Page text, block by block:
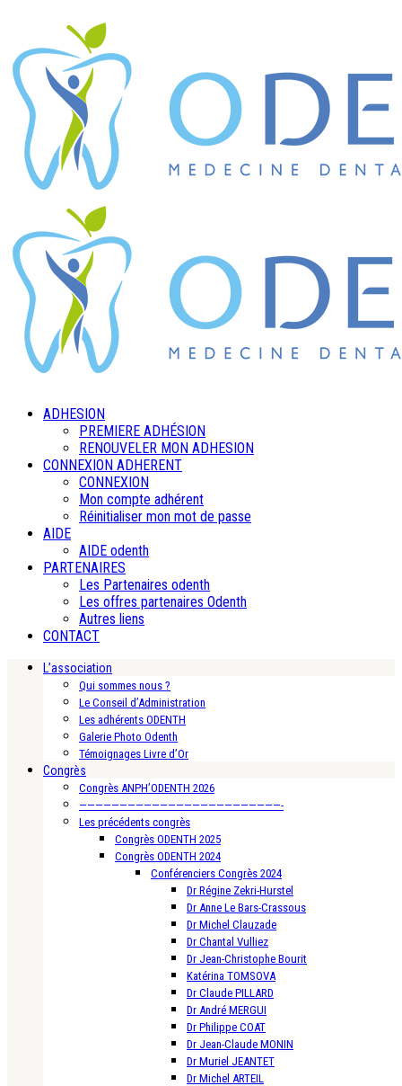
ADHESION
PREMIERE ADHÉSION
RENOUVELER MON ADHESION
CONNEXION ADHERENT
CONNEXION
Mon compte adhérent
Réinitialiser mon mot de passe
AIDE
AIDE odenth
PARTENAIRES
Les Partenaires odenth
Les offres partenaires Odenth
Autres liens
CONTACT
L’association
Qui sommes nous ?
Le Conseil d’Administration
Les adhérents ODENTH
Galerie Photo Odenth
Témoignages Livre d’Or
Congrès
Congrès ANPH’ODENTH 2026
—————————————————————————-
Les précédents congrès
Congrès ODENTH 2025
Congrès ODENTH 2024
Conférenciers Congrès 2024
Dr Régine Zekri-Hurstel
Dr Anne Le Bars-Crassous
Dr Michel Clauzade
Dr Chantal Vulliez
Dr Jean-Christophe Bourit
Katérina TOMSOVA
Dr Claude PILLARD
Dr André MERGUI
Dr Philippe COAT
Dr Jean-Claude MONIN
Dr Muriel JEANTET
Dr Michel ARTEIL